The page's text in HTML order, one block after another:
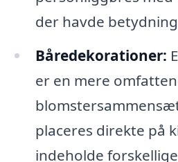
der havde
Båredekorationer:
er en mere
placeres direkte på
indeholde